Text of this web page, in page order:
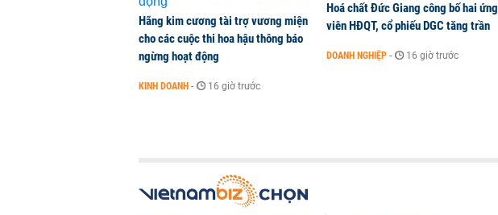
Hãng kim cương tài trợ vương miện
cho các cuộc thi hoa hậu thông báo
ngừng hoạt động
KINH DOANH - 16 giờ trước
Hoá chất Đức Giang công bố hai ứng
viên HĐQT, cổ phiếu DGC tăng trần
DOANH NGHIỆP - 16 giờ trước